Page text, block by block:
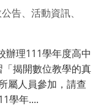
告、活動資訊、
理111學年度高中
揭開數位教學的真
屬人員參加，請查
學年....